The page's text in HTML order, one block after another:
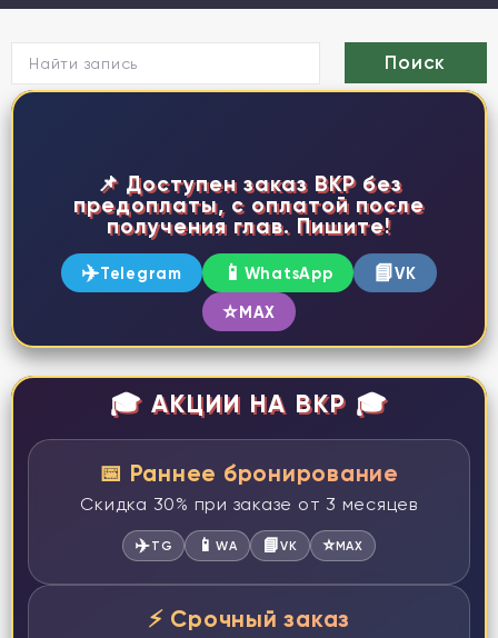
📌 Доступен заказ ВКР без
предоплаты, с оплатой после
получения глав. Пишите!
✈️Telegram 📱 WhatsApp 📘VK
⭐MAX
🎓 АКЦИИ НА ВКР 🎓
📅 Раннее бронирование
Скидка 30% при заказе от 3 месяцев
✈️TG 📱WA 📘VK ⭐MAX
⚡ Срочный заказ